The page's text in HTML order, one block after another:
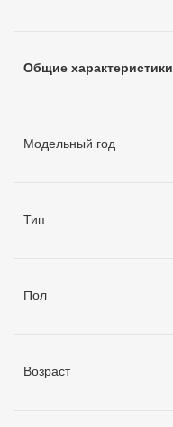
Общие характеристики
Модельный год
Тип
Пол
Возраст